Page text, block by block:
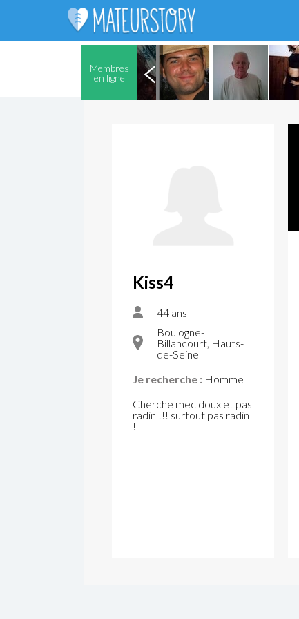
Membres
en ligne
Kiss4
44 ans
Boulogne-
Billancourt, Hauts-
de-Seine
Je recherche : Homme
Cherche mec doux et pas
radin !!! surtout pas radin
!